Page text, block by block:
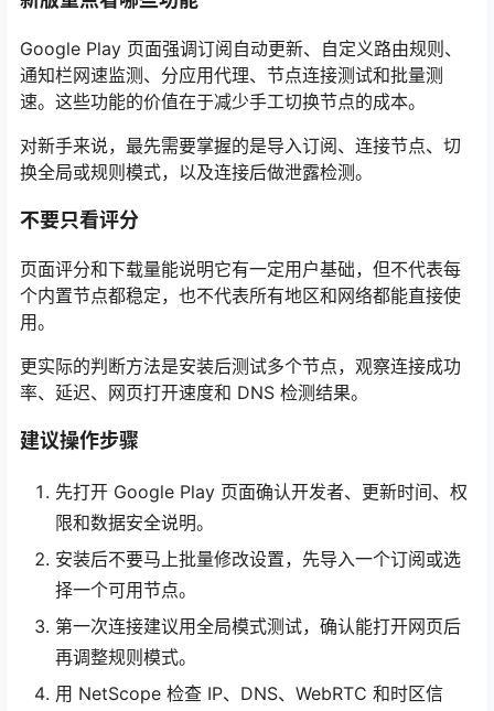
Google Play 页面强调订阅自动更新、自定义路由规则、
通知栏网速监测、分应用代理、节点连接测试和批量测
速。这些功能的价值在于减少手工切换节点的成本。
对新手来说，最先需要掌握的是导入订阅、连接节点、切
换全局或规则模式，以及连接后做泄露检测。
不要只看评分
页面评分和下载量能说明它有一定用户基础，但不代表每
个内置节点都稳定，也不代表所有地区和网络都能直接使
用。
更实际的判断方法是安装后测试多个节点，观察连接成功
率、延迟、网页打开速度和 DNS 检测结果。
建议操作步骤
先打开 Google Play 页面确认开发者、更新时间、权
限和数据安全说明。
安装后不要马上批量修改设置，先导入一个订阅或选
择一个可用节点。
第一次连接建议用全局模式测试，确认能打开网页后
再调整规则模式。
用 NetScope 检查 IP、DNS、WebRTC 和时区信